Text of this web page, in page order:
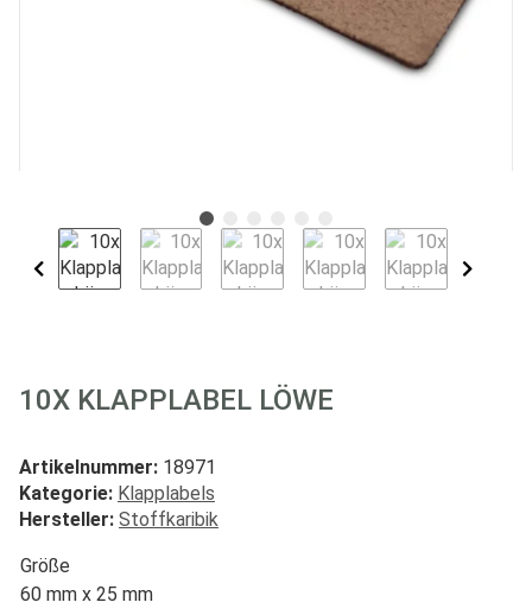
10X KLAPPLABEL LÖWE
Artikelnummer: 18971
Kategorie: Klapplabels
Hersteller: Stoffkaribik
Größe
60 mm x 25 mm